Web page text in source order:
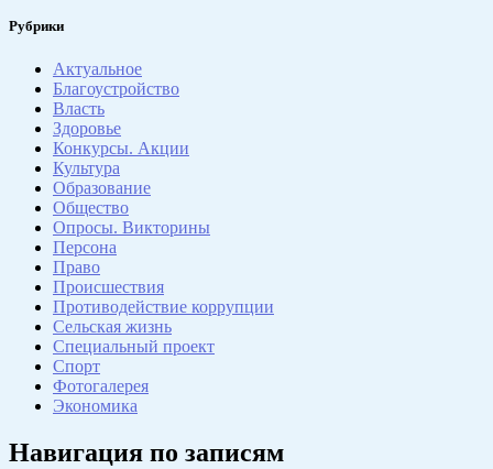
Рубрики
Актуальное
Благоустройство
Власть
Здоровье
Конкурсы. Акции
Культура
Образование
Общество
Опросы. Викторины
Персона
Право
Происшествия
Противодействие коррупции
Сельская жизнь
Специальный проект
Спорт
Фотогалерея
Экономика
Навигация по записям